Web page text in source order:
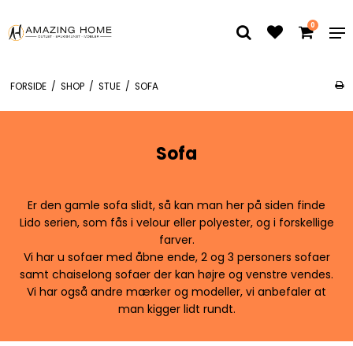
0
FORSIDE / SHOP / STUE / SOFA
Sofa
Er den gamle sofa slidt, så kan man her på siden finde
Lido serien, som fås i velour eller polyester, og i forskellige
farver.
Vi har u sofaer med åbne ende, 2 og 3 personers sofaer
samt chaiselong sofaer der kan højre og venstre vendes.
Vi har også andre mærker og modeller, vi anbefaler at
man kigger lidt rundt.